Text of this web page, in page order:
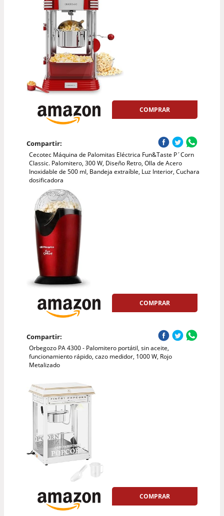
COMPRAR
Compartir:
Cecotec Máquina de Palomitas Eléctrica Fun&Taste P´Corn
Classic. Palomitero, 300 W, Diseño Retro, Olla de Acero
Inoxidable de 500 ml, Bandeja extraíble, Luz Interior, Cuchara
dosificadora
COMPRAR
Compartir:
Orbegozo PA 4300 - Palomitero portátil, sin aceite,
funcionamiento rápido, cazo medidor, 1000 W, Rojo
Metalizado
COMPRAR